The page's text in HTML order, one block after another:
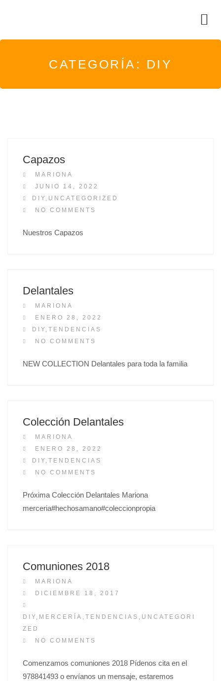
CATEGORÍA: DIY
Capazos
MARIONA
P
O
S
E
JUNIO 14, 2022
DIY, UNCATEGORIZED
NO COMMENTS
Nuestros Capazos
Delantales
MARIONA
P
O
S
E
ENERO 28, 2022
DIY, TENDENCIAS
NO COMMENTS
NEW COLLECTION Delantales para toda la familia
Colección Delantales
MARIONA
P
O
S
E
D
ENERO 28, 2022
DIY, TENDENCIAS
NO COMMENTS
Próxima Colección Delantales Mariona
merceria#hechosamano#coleccionpropia
Comuniones 2018
MARIONA
P
S
T
E
O
N
DICIEMBRE 18, 2017
DIY, MERCERÍA , TENDENCIAS , UNCATEGORI
ZED
NO COMMENTS
Comenzamos comuniones 2018 Pídenos cita en el
978841493 o envíanos un mensaje, estaremos